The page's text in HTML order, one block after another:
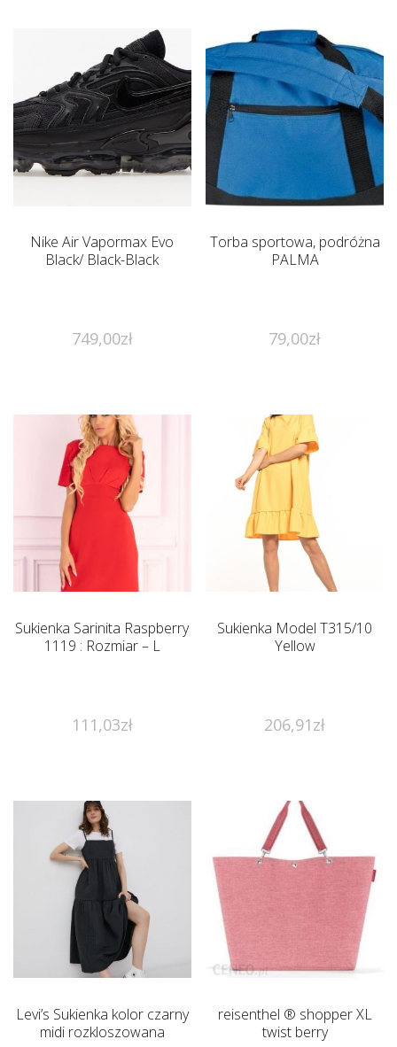
Nike Air Vapormax Evo
Black/ Black-Black
749,00zł
Torba sportowa, podróżna
PALMA
79,00zł
Sukienka Sarinita Raspberry
1119 : Rozmiar – L
111,03zł
Sukienka Model T315/10
Yellow
206,91zł
Levi’s Sukienka kolor czarny
midi rozkloszowana
reisenthel ® shopper XL
twist berry